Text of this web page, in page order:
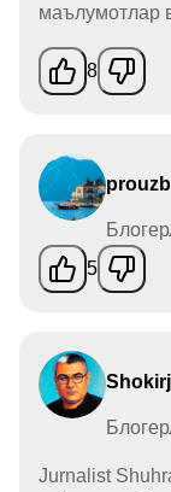
маълумотлар
8
5
Jurnalist